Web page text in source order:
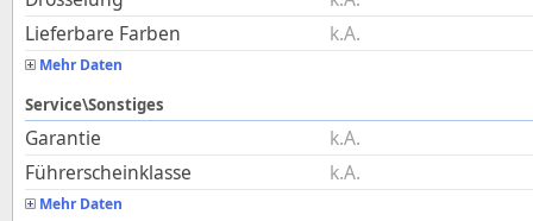
Lieferbare Farben
k.A.
Mehr Daten
Service\Sonstiges
Garantie
k.A.
Führerscheinklasse
k.A.
Mehr Daten